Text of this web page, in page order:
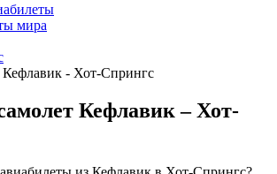
мира
- Хот-Спрингс
Кефлавик – Хот-